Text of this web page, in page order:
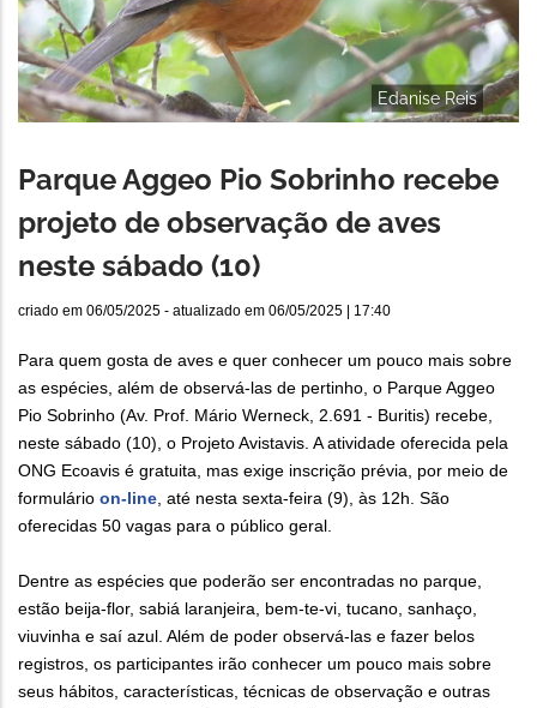
Edanise Reis
Parque Aggeo Pio Sobrinho recebe
projeto de observação de aves
neste sábado (10)
criado em 06/05/2025 - atualizado em 06/05/2025 | 17:40
Para quem gosta de aves e quer conhecer um pouco mais sobre
as espécies, além de observá-las de pertinho, o Parque Aggeo
Pio Sobrinho (Av. Prof. Mário Werneck, 2.691 - Buritis) recebe,
neste sábado (10), o Projeto Avistavis. A atividade oferecida pela
ONG Ecoavis é gratuita, mas exige inscrição prévia, por meio de
formulário on-line, até nesta sexta-feira (9), às 12h. São
oferecidas 50 vagas para o público geral.
Dentre as espécies que poderão ser encontradas no parque,
estão beija-flor, sabiá laranjeira, bem-te-vi, tucano, sanhaço,
viuvinha e saí azul. Além de poder observá-las e fazer belos
registros, os participantes irão conhecer um pouco mais sobre
seus hábitos, características, técnicas de observação e outras